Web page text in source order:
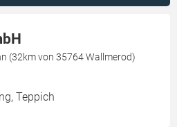
(32km von 35764 Wallmerod)
Teppich